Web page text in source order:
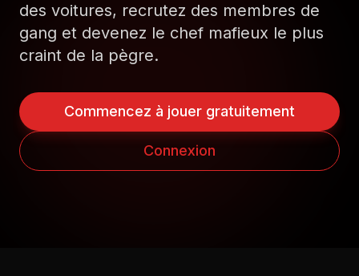
des voitures, recrutez des membres de
gang et devenez le chef mafieux le plus
craint de la pègre.
Commencez à jouer gratuitement
Connexion